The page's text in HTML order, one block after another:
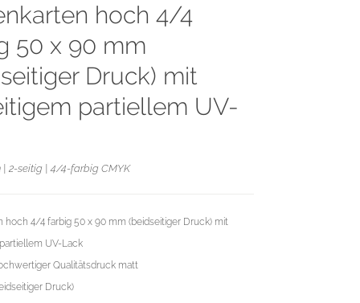
hoch 4/4
50 x 90 mm
Druck) mit
partiellem UV-
| 2-seitig | 4/4-farbig CMYK
hoch 4/4 farbig 50 x 90 mm (beidseitiger Druck) mit
UV-Lack
Qualitätsdruck matt
Druck)